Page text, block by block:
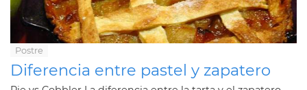
Postre
Diferencia entre pastel y zapatero